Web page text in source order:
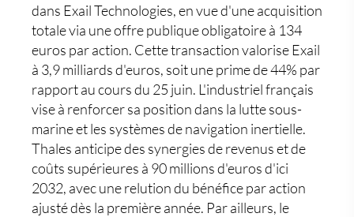
dans Exail Technologies, en vue d'une acquisition
totale via une offre publique obligatoire à 134
euros par action. Cette transaction valorise Exail
à 3,9 milliards d'euros, soit une prime de 44% par
rapport au cours du 25 juin. L'industriel français
vise à renforcer sa position dans la lutte sous-
marine et les systèmes de navigation inertielle.
Thales anticipe des synergies de revenus et de
coûts supérieures à 90 millions d'euros d'ici
2032, avec une relution du bénéfice par action
ajusté dès la première année. Par ailleurs, le